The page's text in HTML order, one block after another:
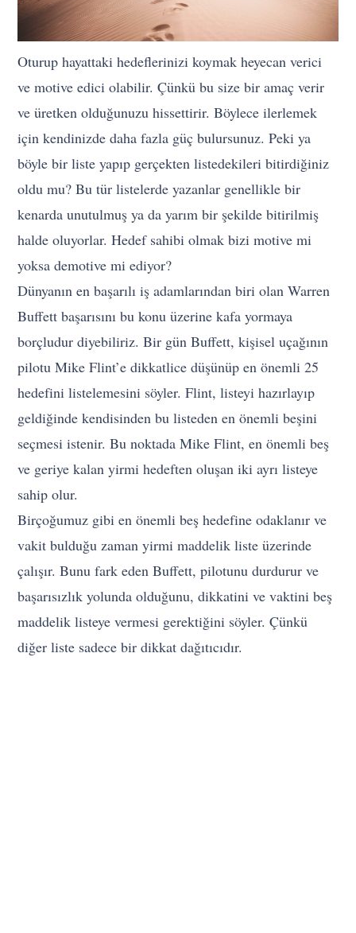
Oturup hayattaki hedeflerinizi koymak heyecan verici
ve motive edici olabilir. Çünkü bu size bir amaç verir
ve üretken olduğunuzu hissettirir. Böylece ilerlemek
için kendinizde daha fazla güç bulursunuz. Peki ya
böyle bir liste yapıp gerçekten listedekileri bitirdiğiniz
oldu mu? Bu tür listelerde yazanlar genellikle bir
kenarda unutulmuş ya da yarım bir şekilde bitirilmiş
halde oluyorlar. Hedef sahibi olmak bizi motive mi
yoksa demotive mi ediyor?
Dünyanın en başarılı iş adamlarından biri olan Warren
Buffett başarısını bu konu üzerine kafa yormaya
borçludur diyebiliriz. Bir gün Buffett, kişisel uçağının
pilotu Mike Flint’e dikkatlice düşünüp en önemli 25
hedefini listelemesini söyler. Flint, listeyi hazırlayıp
geldiğinde kendisinden bu listeden en önemli beşini
seçmesi istenir. Bu noktada Mike Flint, en önemli beş
ve geriye kalan yirmi hedeften oluşan iki ayrı listeye
sahip olur.
Birçoğumuz gibi en önemli beş hedefine odaklanır ve
vakit bulduğu zaman yirmi maddelik liste üzerinde
çalışır. Bunu fark eden Buffett, pilotunu durdurur ve
başarısızlık yolunda olduğunu, dikkatini ve vaktini beş
maddelik listeye vermesi gerektiğini söyler. Çünkü
diğer liste sadece bir dikkat dağıtıcıdır.